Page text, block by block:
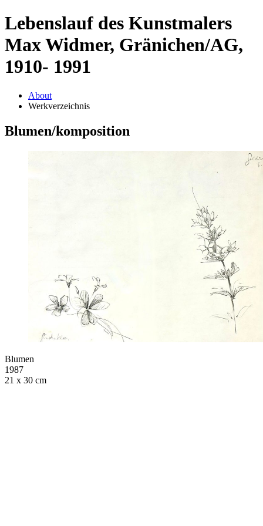
Lebenslauf des Kunstmalers
Max Widmer, Gränichen/AG,
1910- 1991
About
Werkverzeichnis
Blumen/komposition
Blumen
1987
21 x 30 cm